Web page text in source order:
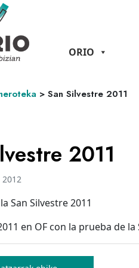
ORIO
> San Silvestre 2011
2011
San Silvestre 2011
en OF con la prueba de